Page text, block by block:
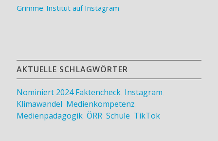
Grimme-Institut auf Instagram
AKTUELLE SCHLAGWÖRTER
Nominiert 2024 Faktencheck, Instagram
Klimawandel Medienkompetenz
Medienpädagogik, ÖRR, Schule TikTok